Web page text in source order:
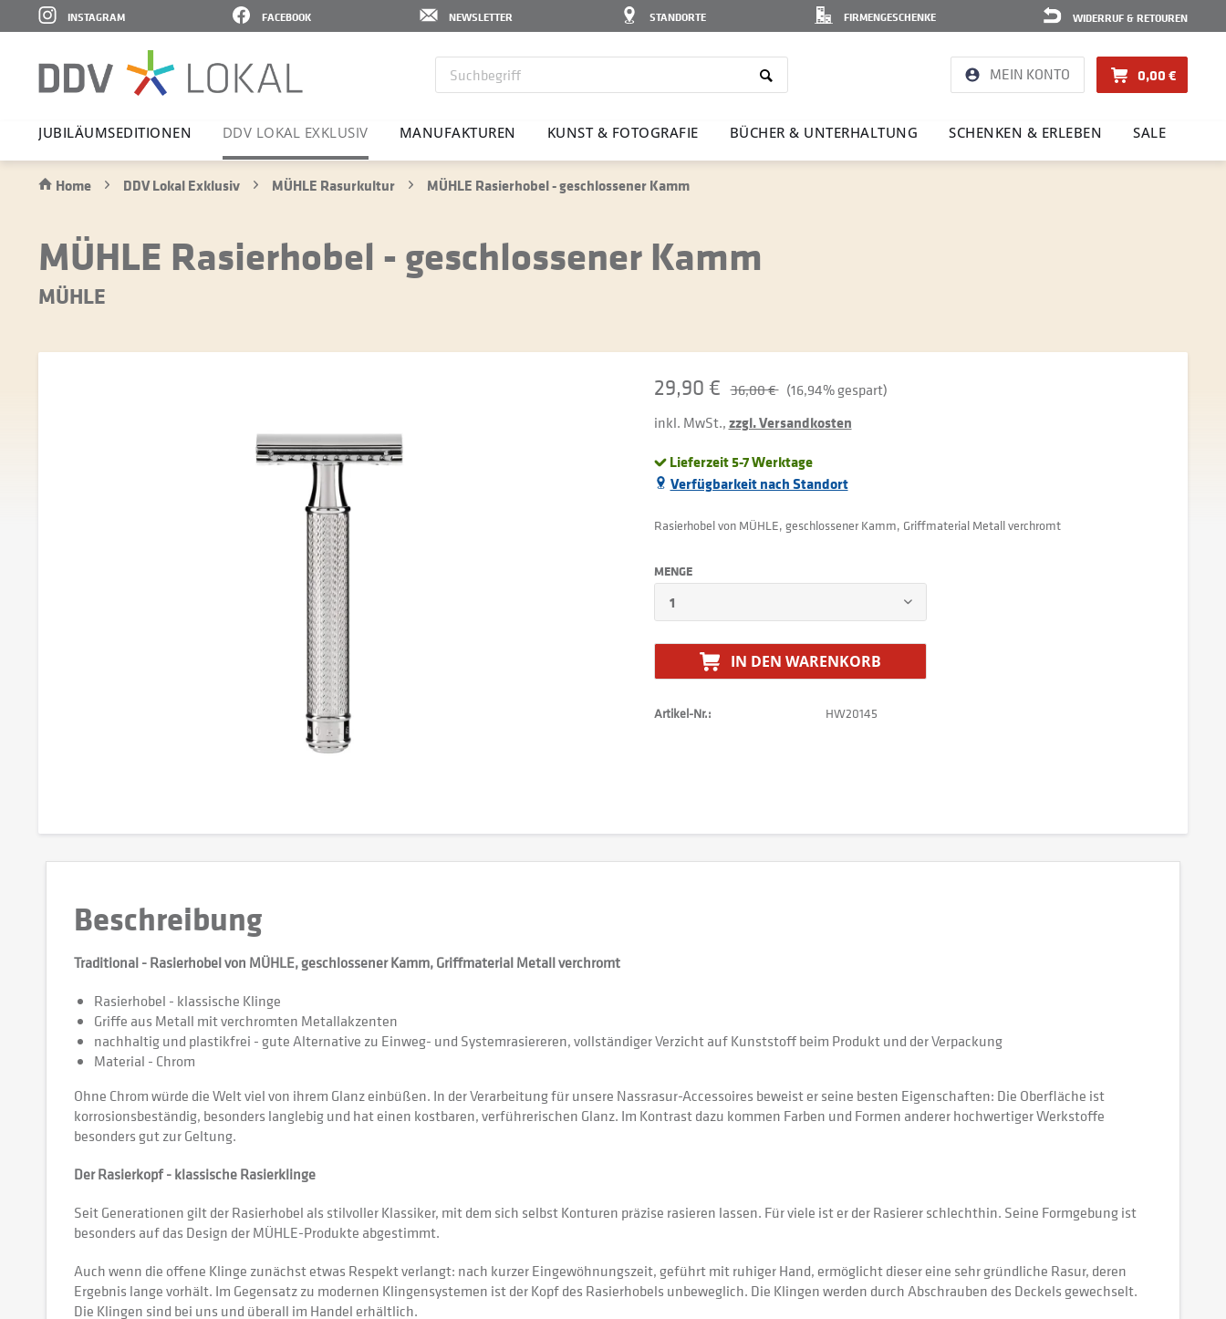
WIDERRUF & RETOUREN
FIRMENGESCHENKE
STANDORTE
NEWSLETTER
FACEBOOK
INSTAGRAM
MEIN KONTO 0,00 €
JUBI­LÄ­UMS­E­DI­TIONEN DDV LOKAL EXKLUSIV MANU­FAK­TUREN KUNST & FOTO­GRAFIE BÜCHER & UNTER­HAL­TUNG SCHENKEN & ERLEBEN SALE
Home DDV Lokal Exklusiv MÜHLE Rasurkultur MÜHLE Rasierhobel - geschlossener Kamm
MÜHLE Rasierhobel - geschlossener Kamm
MÜHLE
29,90 € 36,00 € (16,94% gespart)
inkl. MwSt.,zzgl. Versandkosten
Lieferzeit 5-7 Werktage
Verfügbarkeit nach Standort
Rasierhobel von MÜHLE, geschlossener Kamm, Griffmaterial Metall verchromt
MENGE
IN DEN WARENKORB
Artikel-Nr.: HW20145
Beschreibung
Traditional - Rasierhobel von MÜHLE, geschlossener Kamm, Griffmaterial Metall verchromt
Rasierhobel - klassische Klinge
Griffe aus Metall mit verchromten Metallakzenten
nachhaltig und plastikfrei - gute Alternative zu Einweg- und Systemrasiereren, vollständiger Verzicht auf Kunststoff beim Produkt und der Verpackung
Material - Chrom
Ohne Chrom würde die Welt viel von ihrem Glanz einbüßen. In der Verarbeitung für unsere Nassrasur-Accessoires beweist er seine besten Eigenschaften: Die Oberfläche ist
korrosionsbeständig, besonders langlebig und hat einen kostbaren, verführerischen Glanz. Im Kontrast dazu kommen Farben und Formen anderer hochwertiger Werkstoffe
besonders gut zur Geltung.
Der Rasierkopf - klassische Rasierklinge
Seit Generationen gilt der Rasierhobel als stilvoller Klassiker, mit dem sich selbst Konturen präzise rasieren lassen. Für viele ist er der Rasierer schlechthin. Seine Formgebung ist
besonders auf das Design der MÜHLE-Produkte abgestimmt.
Auch wenn die offene Klinge zunächst etwas Respekt verlangt: nach kurzer Eingewöhnungszeit, geführt mit ruhiger Hand, ermöglicht dieser eine sehr gründliche Rasur, deren
Ergebnis lange vorhält. Im Gegensatz zu modernen Klingensystemen ist der Kopf des Rasierhobels unbeweglich. Die Klingen werden durch Abschrauben des Deckels gewechselt.
Die Klingen sind bei uns und überall im Handel erhältlich.